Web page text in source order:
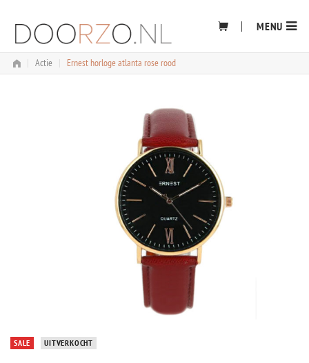
content
MENU
Actie Ernest horloge atlanta rose rood
SALE UITVERKOCHT